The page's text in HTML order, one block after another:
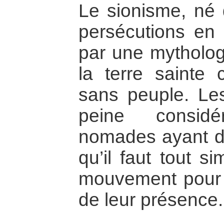
Le sionisme,
persécutions
par une
la terre sainte
sans peuple.
peine
nomades ayant
qu’il faut tout
mouvement
de leur présence.